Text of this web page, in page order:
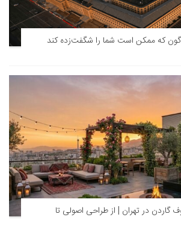
که ممکن است شما را شگفت‌زده کند
روف گاردن در تهران | از طراحی اصولی تا